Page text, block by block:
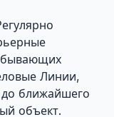
Линии,
ближайшего
объект.